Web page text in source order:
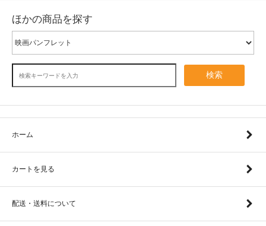
ほかの商品を探す
検索
ホーム
カートを見る
配送・送料について